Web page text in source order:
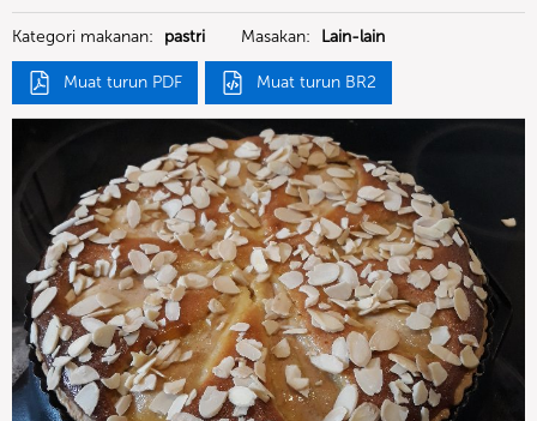
Kategori makanan: pastri Masakan: Lain-lain
Muat turun PDF Muat turun BR2